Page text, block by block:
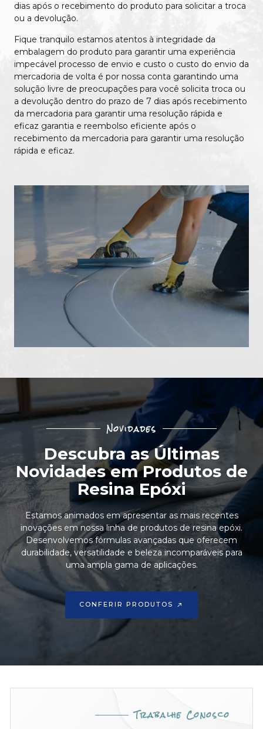
dias após o recebimento do produto para solicitar a troca
ou a devolução.
Fique tranquilo estamos atentos à integridade da
embalagem do produto para garantir uma experiência
impecável processo de envio e custo o custo do envio da
mercadoria de volta é por nossa conta garantindo uma
solução livre de preocupações para você solicita troca ou
a devolução dentro do prazo de 7 dias após recebimento
da mercadoria para garantir uma resolução rápida e
eficaz garantia e reembolso eficiente após o
recebimento da mercadoria para garantir uma resolução
rápida e eficaz.
Novidades
Descubra as Últimas
Novidades em Produtos de
Resina Epóxi
Estamos animados em apresentar as mais recentes
inovações em nossa linha de produtos de resina epóxi.
Desenvolvemos fórmulas avançadas que oferecem
durabilidade, versatilidade e beleza incomparáveis para
uma ampla gama de aplicações.
CONFERIR PRODUTOS
Trabalhe Conosco